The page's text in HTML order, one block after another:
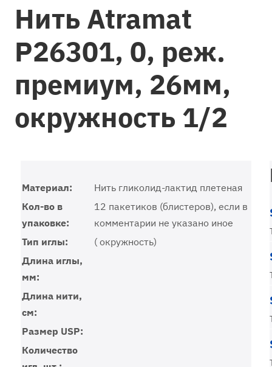
Нить Atramat
P26301, 0, реж.
премиум, 26мм,
окружность 1/2
Материал:
Нить гликолид-лактид плетеная
Кол-во в
упаковке:
12 пакетиков (блистеров), если в
комментарии не указано иное
Тип иглы:
( окружность)
Длина иглы,
мм:
Длина нити,
см:
Размер USP:
Количество